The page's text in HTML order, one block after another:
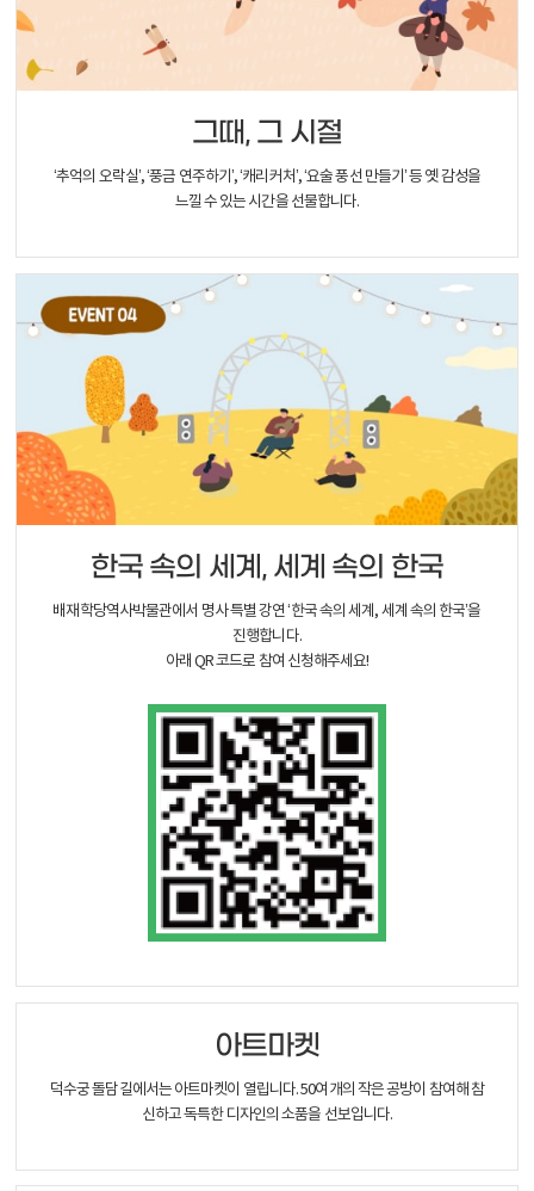
그때, 그 시절
‘추억의 오락실’, ‘풍금 연주하기’, ‘캐리커처’, ‘요술 풍선 만들기’ 등 옛 감성을
느낄 수 있는 시간을 선물합니다.
한국 속의 세계, 세계 속의 한국
배재학당역사박물관에서 명사 특별 강연 ‘한국 속의 세계, 세계 속의 한국’을
진행합니다.
아래 QR 코드로 참여 신청해주세요!
아트마켓
덕수궁 돌담길에서는 아트마켓이 열립니다. 50여개의 작은 공방이 참여해 참
신하고 독특한 디자인의 소품을 선보입니다.